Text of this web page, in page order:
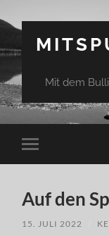
Mit dem
Mobile-
Menü
Auf den
15. JULI 2022